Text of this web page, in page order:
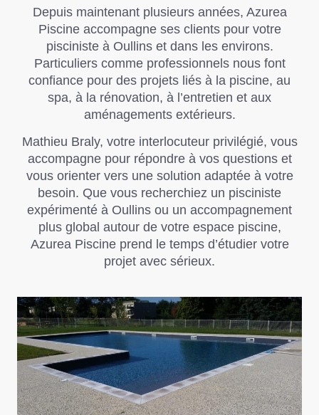
Depuis maintenant plusieurs années, Azurea
Piscineaccompagne ses clients pour votre
pisciniste à Oullins et dans les environs.
Particuliers comme professionnels nous font
confiance pour des projets liés à la piscine, au
spa, à la rénovation, à l’entretien et aux
aménagements extérieurs.
Mathieu Braly, votre interlocuteur privilégié, vous
accompagne pour répondre à vos questions et
vous orienter vers une solution adaptée à votre
besoin. Que vous recherchiez un pisciniste
expérimenté à Oullins ou un accompagnement
plus global autour de votre espace piscine,
Azurea Piscineprend le temps d’étudier votre
projet avec sérieux.